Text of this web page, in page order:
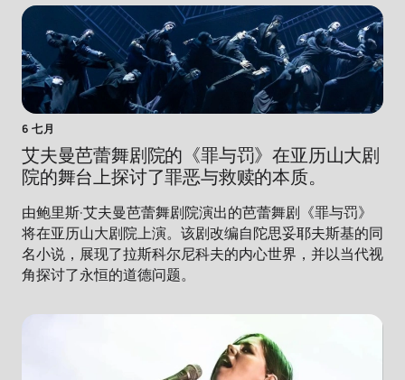
6 七月
艾夫曼芭蕾舞剧院的《罪与罚》在亚历山大剧
院的舞台上探讨了罪恶与救赎的本质。
由鲍里斯·艾夫曼芭蕾舞剧院演出的芭蕾舞剧《罪与罚》
将在亚历山大剧院上演。该剧改编自陀思妥耶夫斯基的同
名小说，展现了拉斯科尔尼科夫的内心世界，并以当代视
角探讨了永恒的道德问题。